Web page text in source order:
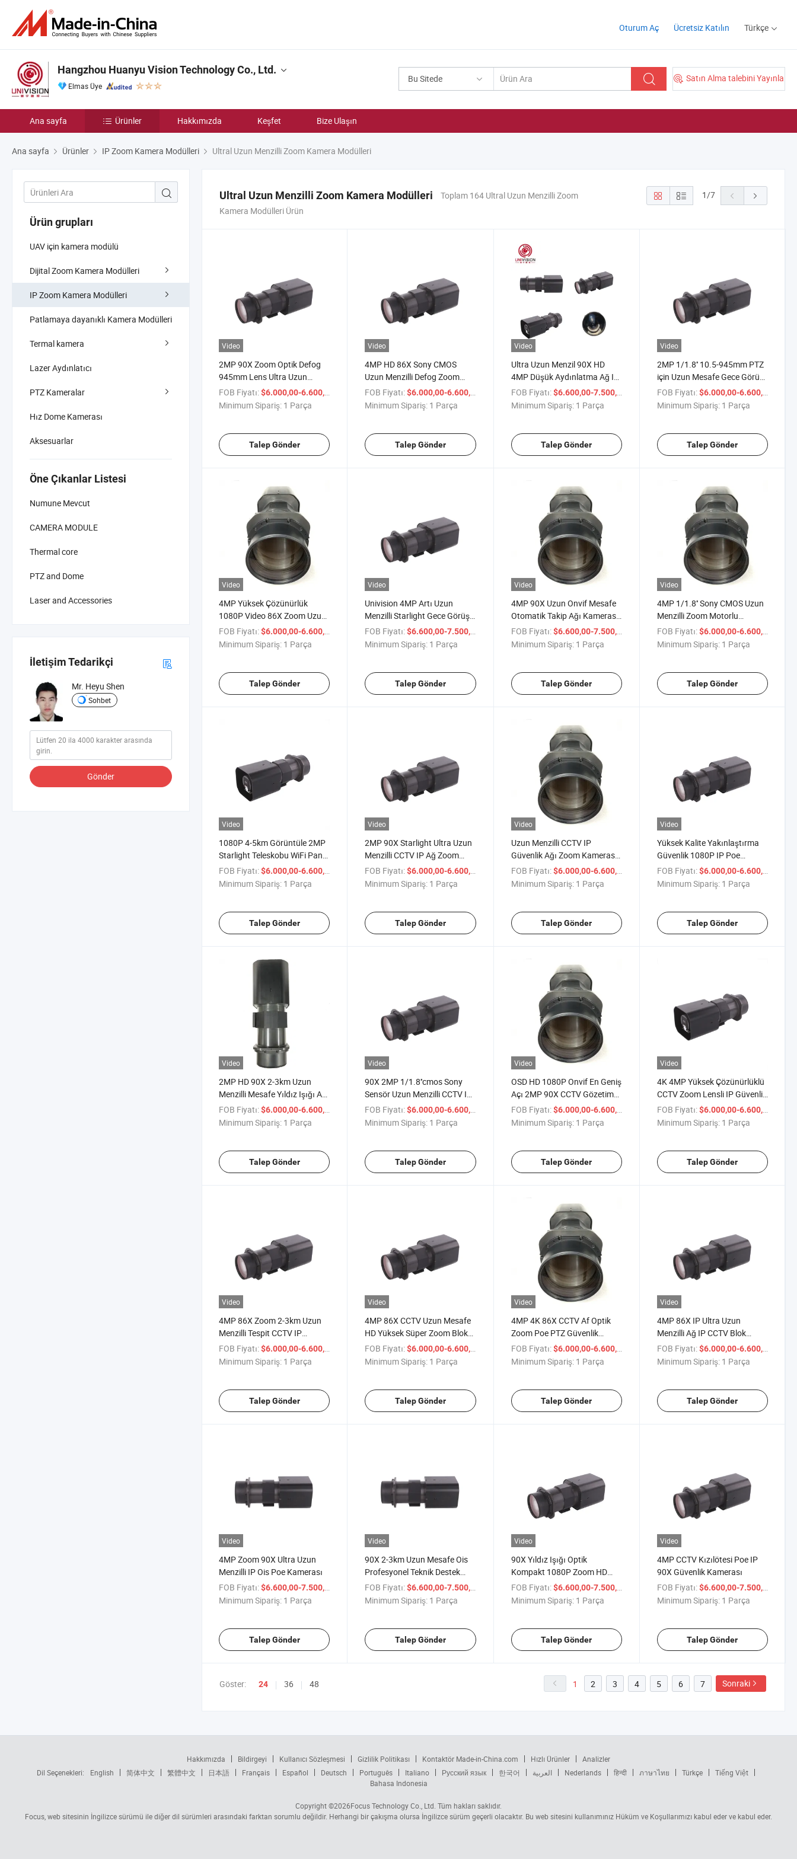
Oturum Aç Ücretsiz Katılın Türkçe
Bu Sitede Satın Alma talebini Yayınla
Hangzhou Huanyu Vision Technology Co., Ltd.
Elmas Üye
Ana sayfa Ürünler Hakkımızda Keşfet Bize Ulaşın
Ana sayfa Ürünler IP Zoom Kamera Modülleri Ultral Uzun Menzilli Zoom Kamera Modülleri
Ürün grupları
UAV için kamera modülü
Dijital Zoom Kamera Modülleri
IP Zoom Kamera Modülleri
Patlamaya dayanıklı Kamera Modülleri
Termal kamera
Lazer Aydınlatıcı
PTZ Kameralar
Hız Dome Kamerası
Aksesuarlar
Öne Çıkanlar Listesi
Numune Mevcut
CAMERA MODULE
Thermal core
PTZ and Dome
Laser and Accessories
İletişim Tedarikçi
Mr. Heyu Shen
Sohbet
Gönder
Ultral Uzun Menzilli Zoom Kamera Modülleri
Toplam 164 Ultral Uzun Menzilli Zoom
Kamera Modülleri Ürün
1/7
Video
2MP 90X Zoom Optik Defog
945mm Lens Ultra Uzun
Menzilli CCTV IP Kamerası
Blok
FOB Fiyatı:$6.000,00-6.600,00
Minimum Sipariş: 1 Parça
Talep Gönder
Video
4MP HD 86X Sony CMOS
Uzun Menzilli Defog Zoom
Kamerası UV-Zn4286
FOB Fiyatı: $6.000,00-6.600,00
Minimum Sipariş: 1 Parça
Talep Gönder
Video
Ultra Uzun Menzil 90X HD
4MP Düşük Aydınlatma Ağ IP
Kamerası
FOB Fiyatı: $6.600,00-7.500,00
Minimum Sipariş: 1 Parça
Talep Gönder
Video
2MP 1/1.8'' 10.5-945mm PTZ
için Uzun Mesafe Gece Görüş
Kamerası Modülü
FOB Fiyatı: $6.000,00-6.600,00
Minimum Sipariş: 1 Parça
Talep Gönder
Video
4MP Yüksek Çözünürlük
1080P Video 86X Zoom Uzun
Menzil 10-860mm 1/1.8"
CMOS Sensör Blok Kamerası
FOB Fiyatı:$6.000,00-6.600,00
Minimum Sipariş: 1 Parça
Talep Gönder
Video
Univision 4MP Artı Uzun
Menzilli Starlight Gece Görüşü
IP Ağı Zoom Kamera Modülü
FOB Fiyatı: $6.600,00-7.500,00
Minimum Sipariş: 1 Parça
Talep Gönder
Video
4MP 90X Uzun Onvif Mesafe
Otomatik Takip Ağı Kamerası
Drone Modülü
FOB Fiyatı: $6.600,00-7.500,00
Minimum Sipariş: 1 Parça
Talep Gönder
Video
4MP 1/1.8'' Sony CMOS Uzun
Menzilli Zoom Motorlu
Güvenlik Kamerası Modülü
FOB Fiyatı: $6.000,00-6.600,00
Minimum Sipariş: 1 Parça
Talep Gönder
Video
1080P 4-5km Görüntüle 2MP
Starlight Teleskobu WiFi Pan
Tilt Zoom IP Kamerası
FOB Fiyatı:$6.000,00-6.600,00
Minimum Sipariş: 1 Parça
Talep Gönder
Video
2MP 90X Starlight Ultra Uzun
Menzilli CCTV IP Ağ Zoom
Kamerası
FOB Fiyatı: $6.000,00-6.600,00
Minimum Sipariş: 1 Parça
Talep Gönder
Video
Uzun Menzilli CCTV IP
Güvenlik Ağı Zoom Kamerası
90X 2-3km
FOB Fiyatı: $6.000,00-6.600,00
Minimum Sipariş: 1 Parça
Talep Gönder
Video
Yüksek Kalite Yakınlaştırma
Güvenlik 1080P IP Poe
Kamerası için PTZ
FOB Fiyatı: $6.000,00-6.600,00
Minimum Sipariş: 1 Parça
Talep Gönder
Video
2MP HD 90X 2-3km Uzun
Menzilli Mesafe Yıldız Işığı Af
Kamerası için PTZ
FOB Fiyatı:$6.000,00-6.600,00
Minimum Sipariş: 1 Parça
Talep Gönder
Video
90X 2MP 1/1.8''cmos Sony
Sensör Uzun Menzilli CCTV IP
Ağ Kamerası
FOB Fiyatı: $6.000,00-6.600,00
Minimum Sipariş: 1 Parça
Talep Gönder
Video
OSD HD 1080P Onvif En Geniş
Açı 2MP 90X CCTV Gözetim
Kamerası
FOB Fiyatı: $6.000,00-6.600,00
Minimum Sipariş: 1 Parça
Talep Gönder
Video
4K 4MP Yüksek Çözünürlüklü
CCTV Zoom Lensli IP Güvenlik
CMOS Sensör Kamerası
FOB Fiyatı: $6.000,00-6.600,00
Minimum Sipariş: 1 Parça
Talep Gönder
Video
4MP 86X Zoom 2-3km Uzun
Menzilli Tespit CCTV IP
Kamera Modülü
FOB Fiyatı:$6.000,00-6.600,00
Minimum Sipariş: 1 Parça
Talep Gönder
Video
4MP 86X CCTV Uzun Mesafe
HD Yüksek Süper Zoom Blok
Kamerası
FOB Fiyatı: $6.000,00-6.600,00
Minimum Sipariş: 1 Parça
Talep Gönder
Video
4MP 4K 86X CCTV Af Optik
Zoom Poe PTZ Güvenlik
Kamerası Modülü
FOB Fiyatı: $6.000,00-6.600,00
Minimum Sipariş: 1 Parça
Talep Gönder
Video
4MP 86X IP Ultra Uzun
Menzilli Ağ IP CCTV Blok
Kamerası
FOB Fiyatı: $6.000,00-6.600,00
Minimum Sipariş: 1 Parça
Talep Gönder
Video
4MP Zoom 90X Ultra Uzun
Menzilli IP Ois Poe Kamerası
FOB Fiyatı:$6.600,00-7.500,00
Minimum Sipariş: 1 Parça
Talep Gönder
Video
90X 2-3km Uzun Mesafe Ois
Profesyonel Teknik Destek
Kamera
FOB Fiyatı: $6.600,00-7.500,00
Minimum Sipariş: 1 Parça
Talep Gönder
Video
90X Yıldız Işığı Optik
Kompakt 1080P Zoom HD
Engelleyici Kamera
FOB Fiyatı: $6.600,00-7.500,00
Minimum Sipariş: 1 Parça
Talep Gönder
Video
4MP CCTV Kızılötesi Poe IP
90X Güvenlik Kamerası
FOB Fiyatı: $6.600,00-7.500,00
Minimum Sipariş: 1 Parça
Talep Gönder
Göster: 24 36 48 1 2 3 4 5 6 7 Sonraki
Hakkımızda Bildirgeyi Kullanıcı Sözleşmesi Gizlilik Politikası Kontaktör Made-in-China.com Hızlı Ürünler
Analizler
Dil Seçenekleri:
English 简体中文 繁體中文 日本語 Français Español Deutsch Português Italiano Русский язык 한국어 العربية Nederlands हिन्दी ภาษาไทย Türkçe
Tiếng Việt
Bahasa Indonesia
Copyright ©2026Focus Technology Co., Ltd. Tüm hakları saklıdır.
Focus, web sitesinin İngilizce sürümü ile diğer dil sürümleri arasındaki farktan sorumlu değildir. Herhangi bir çakışma olursa İngilizce sürüm geçerli olacaktır. Bu web sitesini kullanımınız Hüküm ve Koşullarımızı kabul eder ve kabul eder.